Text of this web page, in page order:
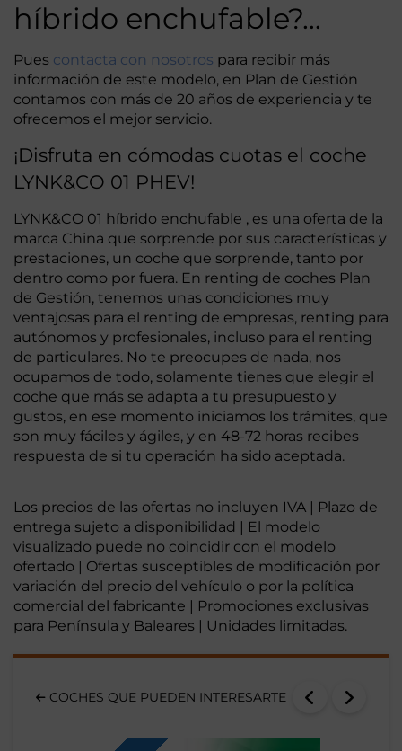
híbrido enchufable?…
Pues contacta con nosotros para recibir más
información de este modelo, en Plan de Gestión
contamos con más de 20 años de experiencia y te
ofrecemos el mejor servicio.
¡Disfruta en cómodas cuotas el coche
LYNK&CO 01 PHEV!
LYNK&CO 01 híbrido enchufable , es una oferta de la
marca China que sorprende por sus características y
prestaciones, un coche que sorprende, tanto por
dentro como por fuera. En renting de coches Plan
de Gestión, tenemos unas condiciones muy
ventajosas para el renting de empresas, renting para
autónomos y profesionales, incluso para el renting
de particulares. No te preocupes de nada, nos
ocupamos de todo, solamente tienes que elegir el
coche que más se adapta a tu presupuesto y
gustos, en ese momento iniciamos los trámites, que
son muy fáciles y ágiles, y en 48-72 horas recibes
respuesta de si tu operación ha sido aceptada.
Los precios de las ofertas no incluyen IVA | Plazo de
entrega sujeto a disponibilidad | El modelo
visualizado puede no coincidir con el modelo
ofertado | Ofertas susceptibles de modificación por
variación del precio del vehículo o por la política
comercial del fabricante | Promociones exclusivas
para Península y Baleares | Unidades limitadas.
COCHES QUE PUEDEN INTERESARTE